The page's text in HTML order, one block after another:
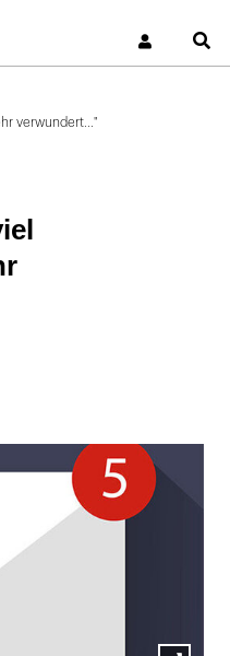
verwundert..."